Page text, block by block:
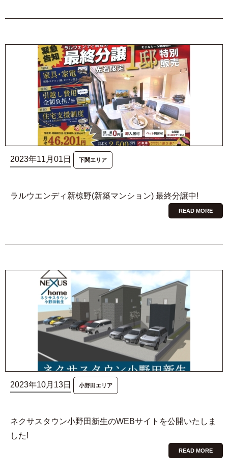
2023年11月01日 下関エリア
ラルウエンディ新椋野(新築マンション) 最終分譲中!
READ MORE
2023年10月13日 小野田エリア
ネクサスタウン小野田新生のWEBサイトを公開いたしま
した!
READ MORE